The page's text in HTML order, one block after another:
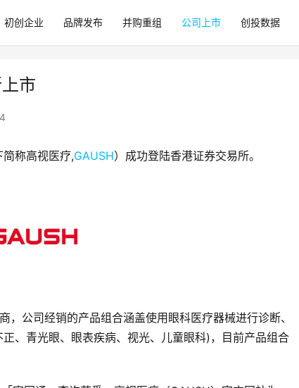
初创企业 品牌发布 并购重组 公司上市 创投数据
市
称高视医疗,GAUSH）成功登陆香港证券交易所。
公司经销的产品组合涵盖使用眼科医疗器械进行诊断、
、青光眼、眼表疾病、视光、儿童眼科)，目前产品组合